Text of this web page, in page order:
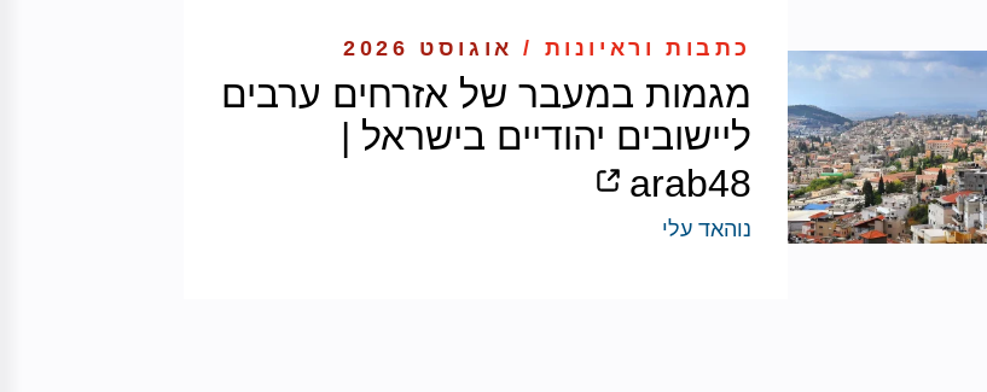
כתבות וראיונות / אוגוסט 2026
מגמות במעבר של אזרחים ערבים
ליישובים יהודיים בישראל |
arab48
נוהאד עלי